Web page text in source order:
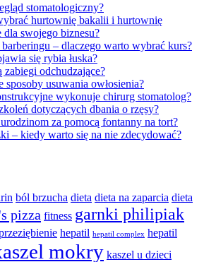
stomatologiczny?
hurtownię bakalii i hurtownię
swojego biznesu?
– dlaczego warto wybrać kurs?
się rybia łuska?
odchudzające?
sposoby usuwania owłosienia?
wykonuje chirurg stomatolog?
dotyczących dbania o rzęsy?
za pomocą fontanny na tort?
– kiedy warto się na nie zdecydować?
ból brzucha dieta dieta na zaparcia dieta
pizza fitness garnki philipiak
hepatil hepatil complex hepatil
mokry kaszel u dzieci